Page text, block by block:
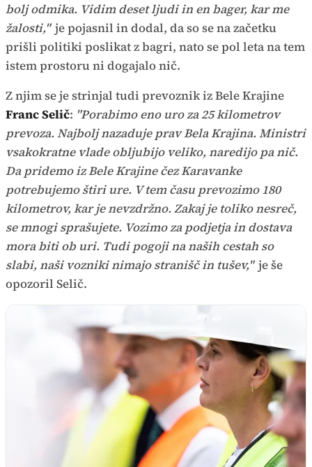
bolj odmika. Vidim deset ljudi in en bager, kar me
žalosti," je pojasnil in dodal, da so se na začetku
prišli politiki poslikat z bagri, nato se pol leta na tem
istem prostoru ni dogajalo nič.
Z njim se je strinjal tudi prevoznik iz Bele Krajine
Franc Selič: "Porabimo eno uro za 25 kilometrov
prevoza. Najbolj nazaduje prav Bela Krajina. Ministri
vsakokratne vlade obljubijo veliko, naredijo pa nič.
Da pridemo iz Bele Krajine čez Karavanke
potrebujemo štiri ure. V tem času prevozimo 180
kilometrov, kar je nevzdržno. Zakaj je toliko nesreč,
se mnogi sprašujete. Vozimo za podjetja in dostava
mora biti ob uri. Tudi pogoji na naših cestah so
slabi, naši vozniki nimajo stranišč in tušev," je še
opozoril Selič.